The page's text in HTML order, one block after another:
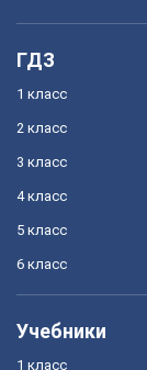
ГДЗ
1 класс
2 класс
3 класс
4 класс
5 класс
6 класс
Учебники
1 класс